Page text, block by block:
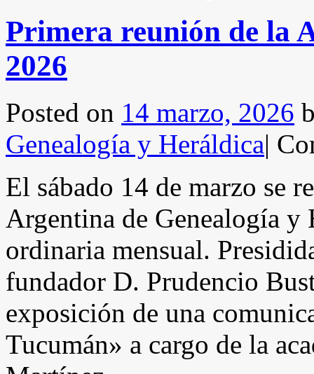
Primera reunión de la
2026
Posted on 14 marzo, 2026
Genealogía y Heráldica|
El sábado 14 de marzo se
Argentina de Genealogía y
ordinaria mensual.
fundador D. Prudencio
exposición de una
Tucumán» a cargo de la